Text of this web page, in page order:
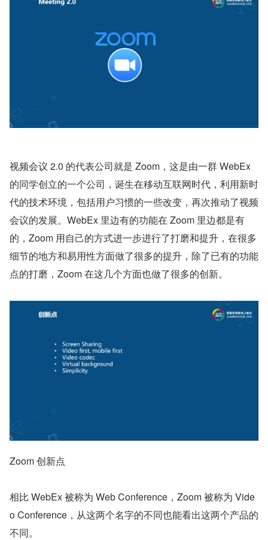
视频会议 2.0 的代表公司就是 Zoom，这是由一群 WebEx
的同学创立的一个公司，诞生在移动互联网时代，利用新时
代的技术环境，包括用户习惯的一些改变，再次推动了视频
会议的发展。WebEx 里边有的功能在 Zoom 里边都是有
的，Zoom 用自己的方式进一步进行了打磨和提升，在很多
细节的地方和易用性方面做了很多的提升，除了已有的功能
点的打磨，Zoom 在这几个方面也做了很多的创新。
Zoom 创新点
相比 WebEx 被称为 Web Conference，Zoom 被称为 Vide
o Conference，从这两个名字的不同也能看出这两个产品的
不同。